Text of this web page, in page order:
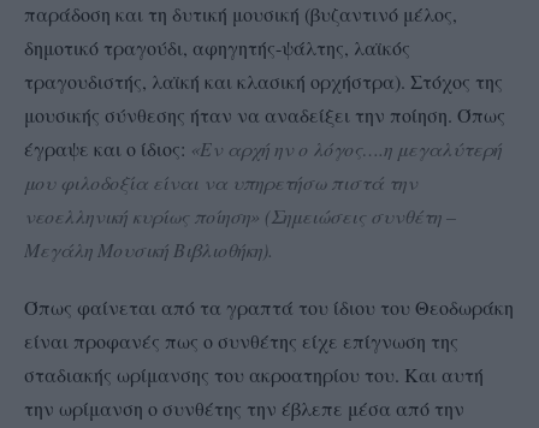
παράδοση και τη δυτική μουσική (βυζαντινό μέλος,
δημοτικό τραγούδι, αφηγητής-ψάλτης, λαϊκός
τραγουδιστής, λαϊκή και κλασική ορχήστρα). Στόχος της
μουσικής σύνθεσης ήταν να αναδείξει την ποίηση. Όπως
έγραψε και ο ίδιος: «Εν αρχή ην ο λόγος….η μεγαλύτερή
μου φιλοδοξία είναι να υπηρετήσω πιστά την
νεοελληνική κυρίως ποίηση» (Σημειώσεις συνθέτη –
Μεγάλη Μουσική Βιβλιοθήκη).
Όπως φαίνεται από τα γραπτά του ίδιου του Θεοδωράκη
είναι προφανές πως ο συνθέτης είχε επίγνωση της
σταδιακής ωρίμανσης του ακροατηρίου του. Και αυτή
την ωρίμανση ο συνθέτης την έβλεπε μέσα από την